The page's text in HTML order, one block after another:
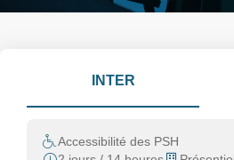
INTER
Accessibilité des PSH